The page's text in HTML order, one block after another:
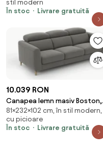
BIG SOFA
stil modern
În stoc
Livrare gratuită
10.039 RON
Canapea lemn masiv Boston,
232 × 81 × 102 cm
81×232×102 cm, în stil modern,
cu picioare
În stoc
Livrare gratuită